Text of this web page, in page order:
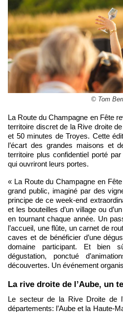
© Tom
La Route du Champagne en Fête revient les 1er & 2 août sur le
territoire discret de la Rive droite
et 50 minutes de Troyes. Cette
l’écart des grandes maisons et
territoire plus confidentiel porté
qui ouvriront leurs portes.
« La Route du Champagne en
grand public, imaginé par des
principe de ce week-end
et les bouteilles d’un village ou
en tournant chaque année. Un
l’accueil, une flûte, un carnet de
caves et de bénéficier d’une
domaine participant. Et bien
dégustation, ponctué
découvertes. Un événement
​La rive droite de l’Aube, un
Le secteur de la Rive Droite de l’Aube serpente entre deux
départements: l’Aube et la Haute-